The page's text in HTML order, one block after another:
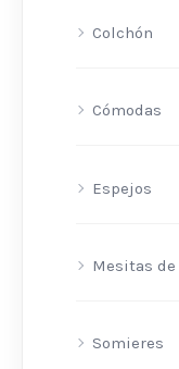
Colchón
Cómodas
Espejos
Mesitas de
Somieres